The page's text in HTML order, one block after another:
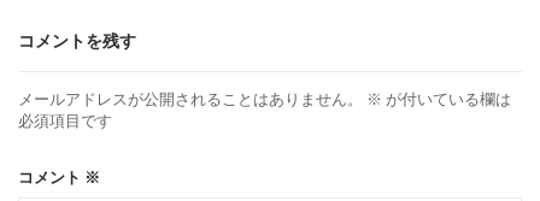
コメントを残す
メールアドレスが公開されることはありません。 ※ が付いている欄は
必須項目です
コメント ※